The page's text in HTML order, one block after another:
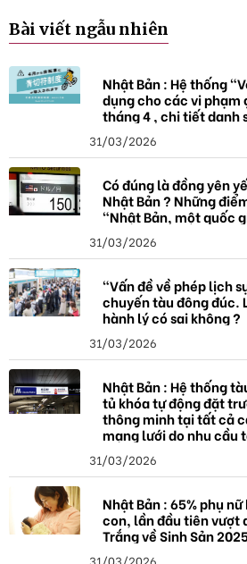
Bài viết ngẫu nhiên
Nhật Bản : Hệ thống
dụng cho các vi phạm
tháng 4 , chi tiết danh
31/03/2026
Có đúng là đồng yên
Nhật Bản ? Những
"Nhật Bản, một quốc
31/03/2026
"Vấn đề về phép lịch
chuyến tàu đông đúc.
hành lý có sai không ?
31/03/2026
Nhật Bản : Hệ thống
tủ khóa tự động đặt
thông minh tại tất cả
mạng lưới do nhu cầu
31/03/2026
Nhật Bản : 65% phụ
con, lần đầu tiên vượt
Trắng về Sinh Sản
31/03/2026